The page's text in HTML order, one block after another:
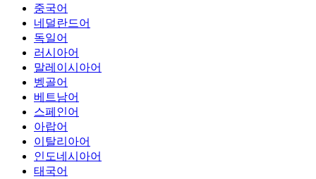
중국어
네덜란드어
독일어
러시아어
말레이시아어
벵골어
베트남어
스페인어
아랍어
이탈리아어
인도네시아어
태국어